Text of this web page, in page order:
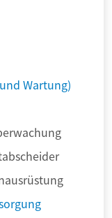
Wartung)